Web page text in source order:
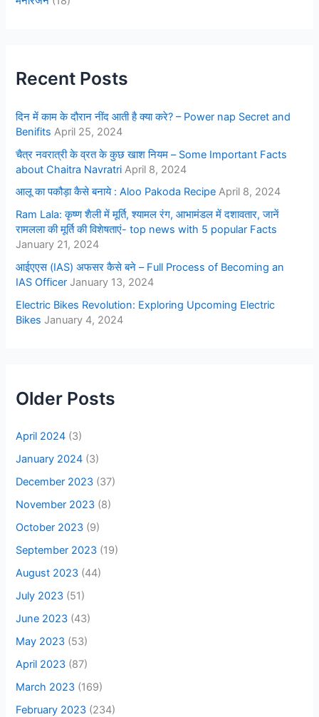
Recent Posts
दिन में काम के दौरान नींद आती है क्या करे? – Power nap Secret and
Benifits April 25, 2024
चैत्र नवरात्री के व्रत के कुछ खाश नियम – Some Important Facts
about Chaitra Navratri April 8, 2024
आलू का पकौड़ा कैसे बनाये : Aloo Pakoda Recipe April 8, 2024
Ram Lala: कृष्ण शैली में मूर्ति, श्यामल रंग, आभामंडल में दशावतार, जानें
रामलला की मूर्ति की विशेषताएं- top news with 5 popular Facts
January 21, 2024
आईएएस (IAS) अफसर कैसे बने – Full Process of Becoming an
IAS Officer January 13, 2024
Electric Bikes Revolution: Exploring Upcoming Electric
Bikes January 4, 2024
Older Posts
April 2024 (3)
January 2024 (3)
December 2023 (37)
November 2023 (8)
October 2023 (9)
September 2023 (19)
August 2023 (44)
July 2023 (51)
June 2023 (43)
May 2023 (53)
April 2023 (87)
March 2023 (169)
February 2023 (234)